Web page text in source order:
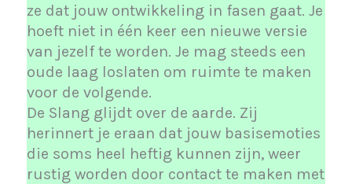
ze dat jouw ontwikkeling in fasen gaat. Je
hoeft niet in één keer een nieuwe versie
van jezelf te worden. Je mag steeds een
oude laag loslaten om ruimte te maken
voor de volgende.
De Slang glijdt over de aarde. Zij
herinnert je eraan dat jouw basisemoties
die soms heel heftig kunnen zijn, weer
rustig worden door contact te maken met